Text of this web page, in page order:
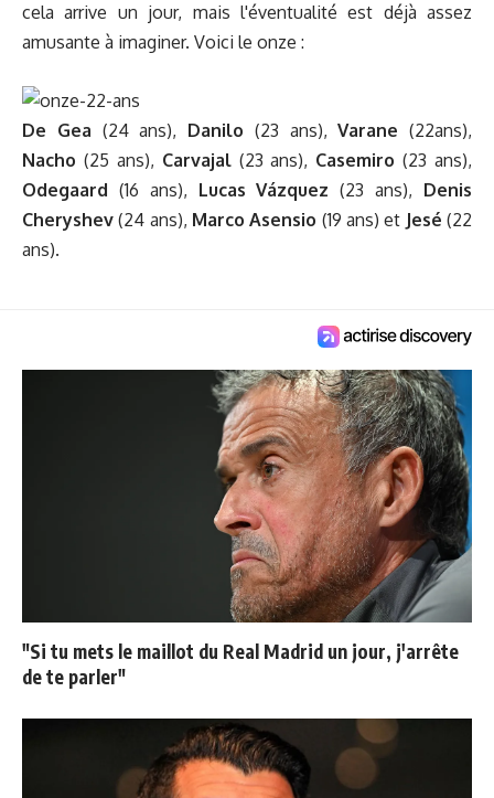
cela arrive un jour, mais l'éventualité est déjà assez
amusante à imaginer. Voici le onze :
De Gea (24 ans), Danilo (23 ans),Varane (22ans),
Nacho (25 ans), Carvajal(23 ans), Casemiro(23 ans),
Odegaard (16 ans), Lucas Vázquez (23 ans), Denis
Cheryshev (24 ans), Marco Asensio (19 ans) et Jesé (22
ans).
"Si tu mets le maillot du Real Madrid un jour, j'arrête
de te parler"